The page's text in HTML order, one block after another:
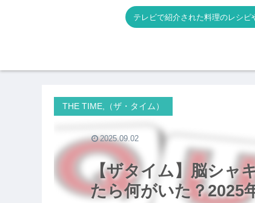
テレビで紹介された料理のレシ
【ザタイム】脳シャ
たら何がいた？2025
THE TIME,（ザ・タイム）
2025.09.02